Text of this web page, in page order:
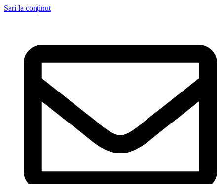
Sari la conținut